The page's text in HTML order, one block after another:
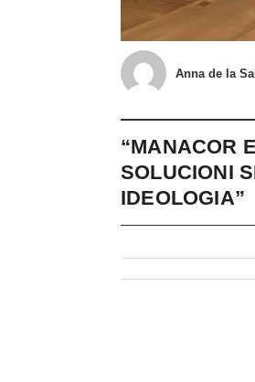
Anna de la
“MANACOR
SOLUCIONI
IDEOLOGIA”